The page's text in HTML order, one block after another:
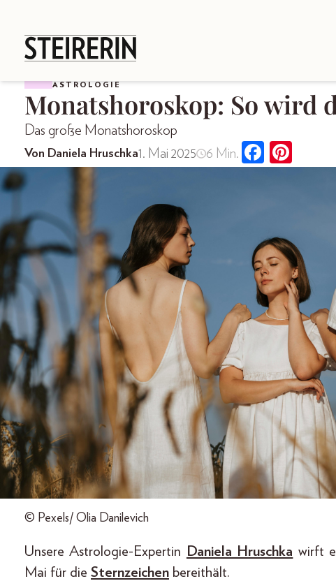
ASTROLOGIE
Monatshoroskop: So wird
Das große Monatshoroskop
Von Daniela Hruschka1. Mai 2025 6 Min.
© Pexels/ Olia Danilevich
Unsere Astrologie-Expertin Daniela Hruschka wirft
Mai für die Sternzeichen bereithält.